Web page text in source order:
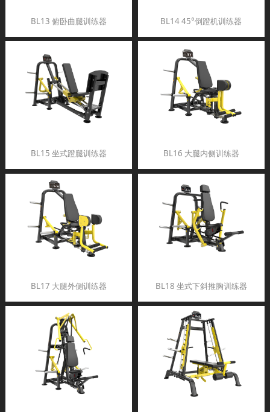
BL13 俯卧曲腿训练器 BL14 45°倒蹬机训练器
BL15 坐式蹬腿训练器 BL16 大腿内侧训练器
BL17 大腿外侧训练器 BL18 坐式下斜推胸训练器